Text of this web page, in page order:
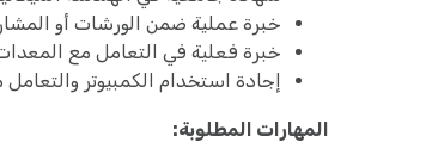
خبرة عملية ضمن الورشات أو
خبرة فعلية في التعامل مع
إجادة استخدام الكمبيوتر والتعامل
المهارات المطلوبة: